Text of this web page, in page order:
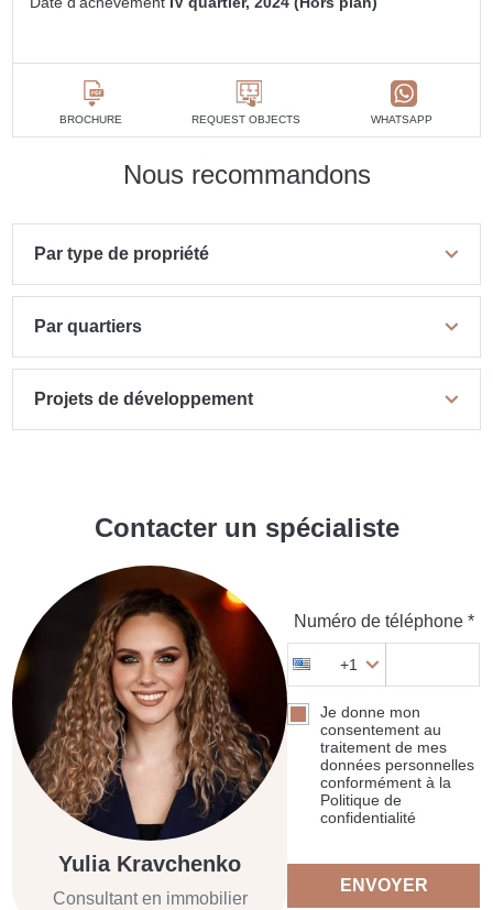
BROCHURE REQUEST OBJECTS WHATSAPP
Nous recommandons
Par type de propriété
Par quartiers
Projets de développement
Contacter un spécialiste
Yulia Kravchenko
Consultant en immobilier
Numéro de téléphone *
+1
Je donne mon
consentement au
traitement de mes
données personnelles
conformément à la
Politique de
confidentialité
ENVOYER